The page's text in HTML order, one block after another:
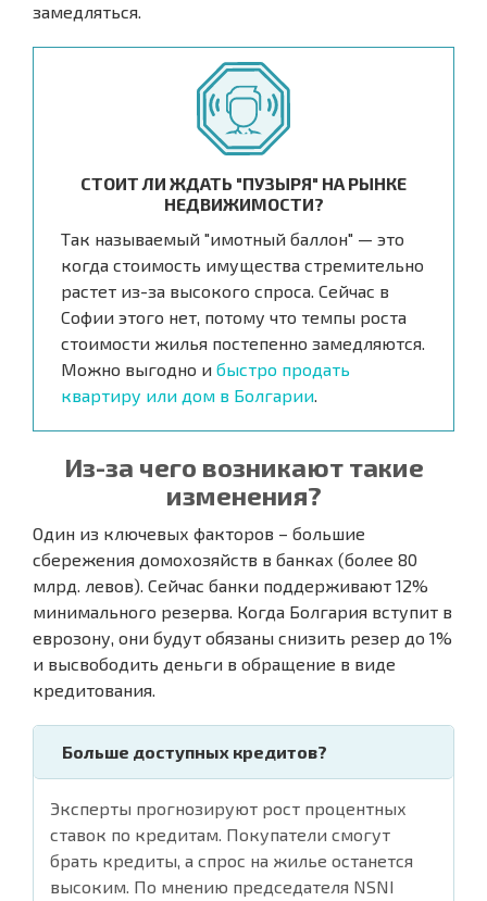
замедляться.
СТОИТ ЛИ ЖДАТЬ "ПУЗЫРЯ" НА РЫНКЕ
НЕДВИЖИМОСТИ?
Так называемый "имотный баллон" — это
когда стоимость имущества стремительно
растет из-за высокого спроса. Сейчас в
Софии этого нет, потому что темпы роста
стоимости жилья постепенно замедляются.
Можно выгодно и быстро продать
квартиру или дом в Болгарии.
Из-за чего возникают такие
изменения?
Один из ключевых факторов – большие
сбережения домохозяйств в банках (более 80
млрд. левов). Сейчас банки поддерживают 12%
минимального резерва. Когда Болгария вступит в
еврозону, они будут обязаны снизить резер до 1%
и высвободить деньги в обращение в виде
кредитования.
Больше доступных кредитов?
Эксперты прогнозируют рост процентных
ставок по кредитам. Покупатели смогут
брать кредиты, а спрос на жилье останется
высоким. По мнению председателя NSNI